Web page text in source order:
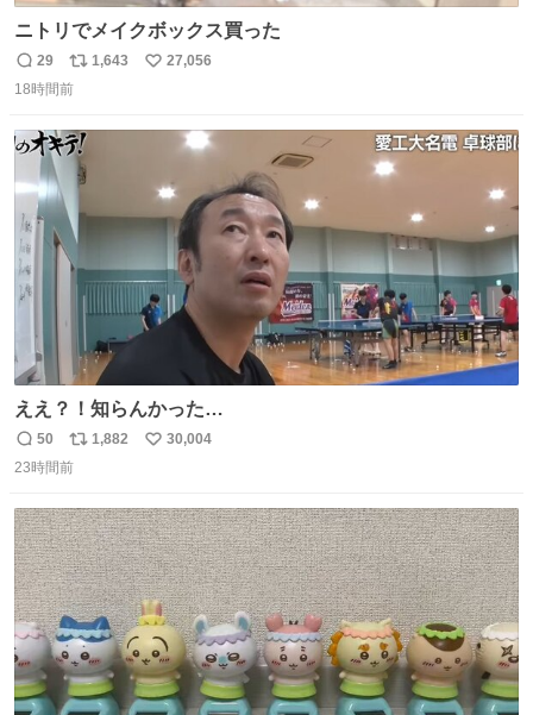
ニトリでメイクボックス買った
返
信
29
リ
ポ
ト
数
1,643
い
27,056
18時間前
ええ？！知らんかった…
返
信
50
リ
ポ
ト
数
1,882
い
数
30,004
23時間前